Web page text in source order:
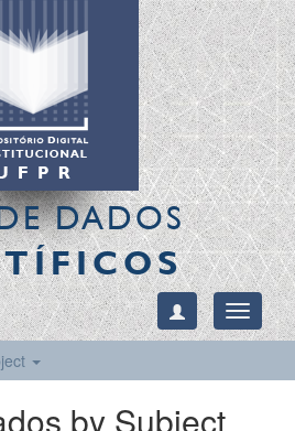
DADOS
Toggle
by Subject